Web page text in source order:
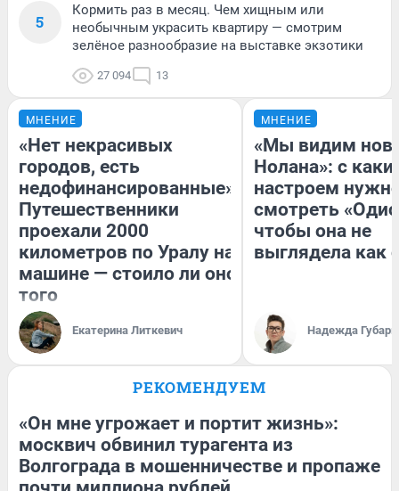
5
Кормить раз в месяц. Чем хищным или
необычным украсить квартиру — смотрим
зелёное разнообразие на выставке экзотики
27 094 13
МНЕНИЕ
«Нет некрасивых
городов, есть
недофинансированные».
Путешественники
проехали 2000
километров по Уралу на
машине — стоило ли оно
того
Екатерина Литкевич
МНЕНИЕ
«Мы видим
Нолана»: с
настроем
смотреть
чтобы она не
выглядела как
Надежда Губарь
РЕКОМЕНДУЕМ
«Он мне угрожает и портит жизнь»:
москвич обвинил турагента из
Волгограда в мошенничестве и пропаже